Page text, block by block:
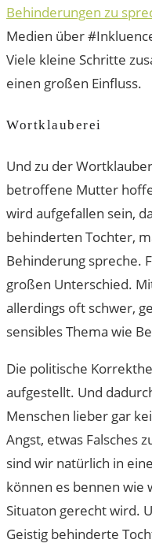
Behinderungen zu
Medien über
Viele kleine Schritte
einen großen Einfluss.
Wortklauberei
Und zu der
betroffene Mutter
wird aufgefallen sein,
behinderten Tochter,
Behinderung spreche.
großen Unterschied.
allerdings oft schwer,
sensibles Thema wie
Die politische
aufgestellt. Und
Menschen lieber gar
Angst, etwas Falsches
sind wir natürlich in
können es bennen wie
Situaton gerecht wird.
Geistig behinderte